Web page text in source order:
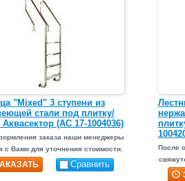
"Mixed" 3 ступени из
стали под плитку/
(АС 17-1004036)
заказа наши менеджеры
с Вами для уточнения стоимости.
Сравнить
После